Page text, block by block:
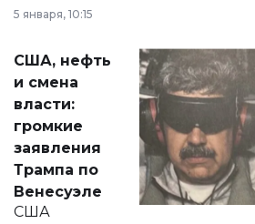
сразу несколько
актуальных тем —
от слухов о
политических
реформах до
вопросов армии,
экономики и
личного здоровья.
5 января, 10:15
США, нефть
и смена
власти:
громкие
заявления
Трампа по
Венесуэле
США